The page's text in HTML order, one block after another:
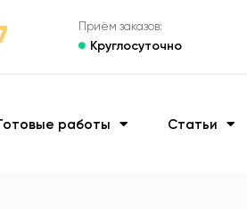
Приём заказов:
Круглосуточно
работы Статьи